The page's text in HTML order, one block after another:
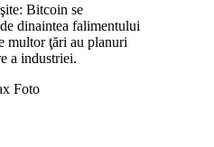
Bitcoin se
dinaintea falimentului
multor ţări au planuri
a industriei.
Foto